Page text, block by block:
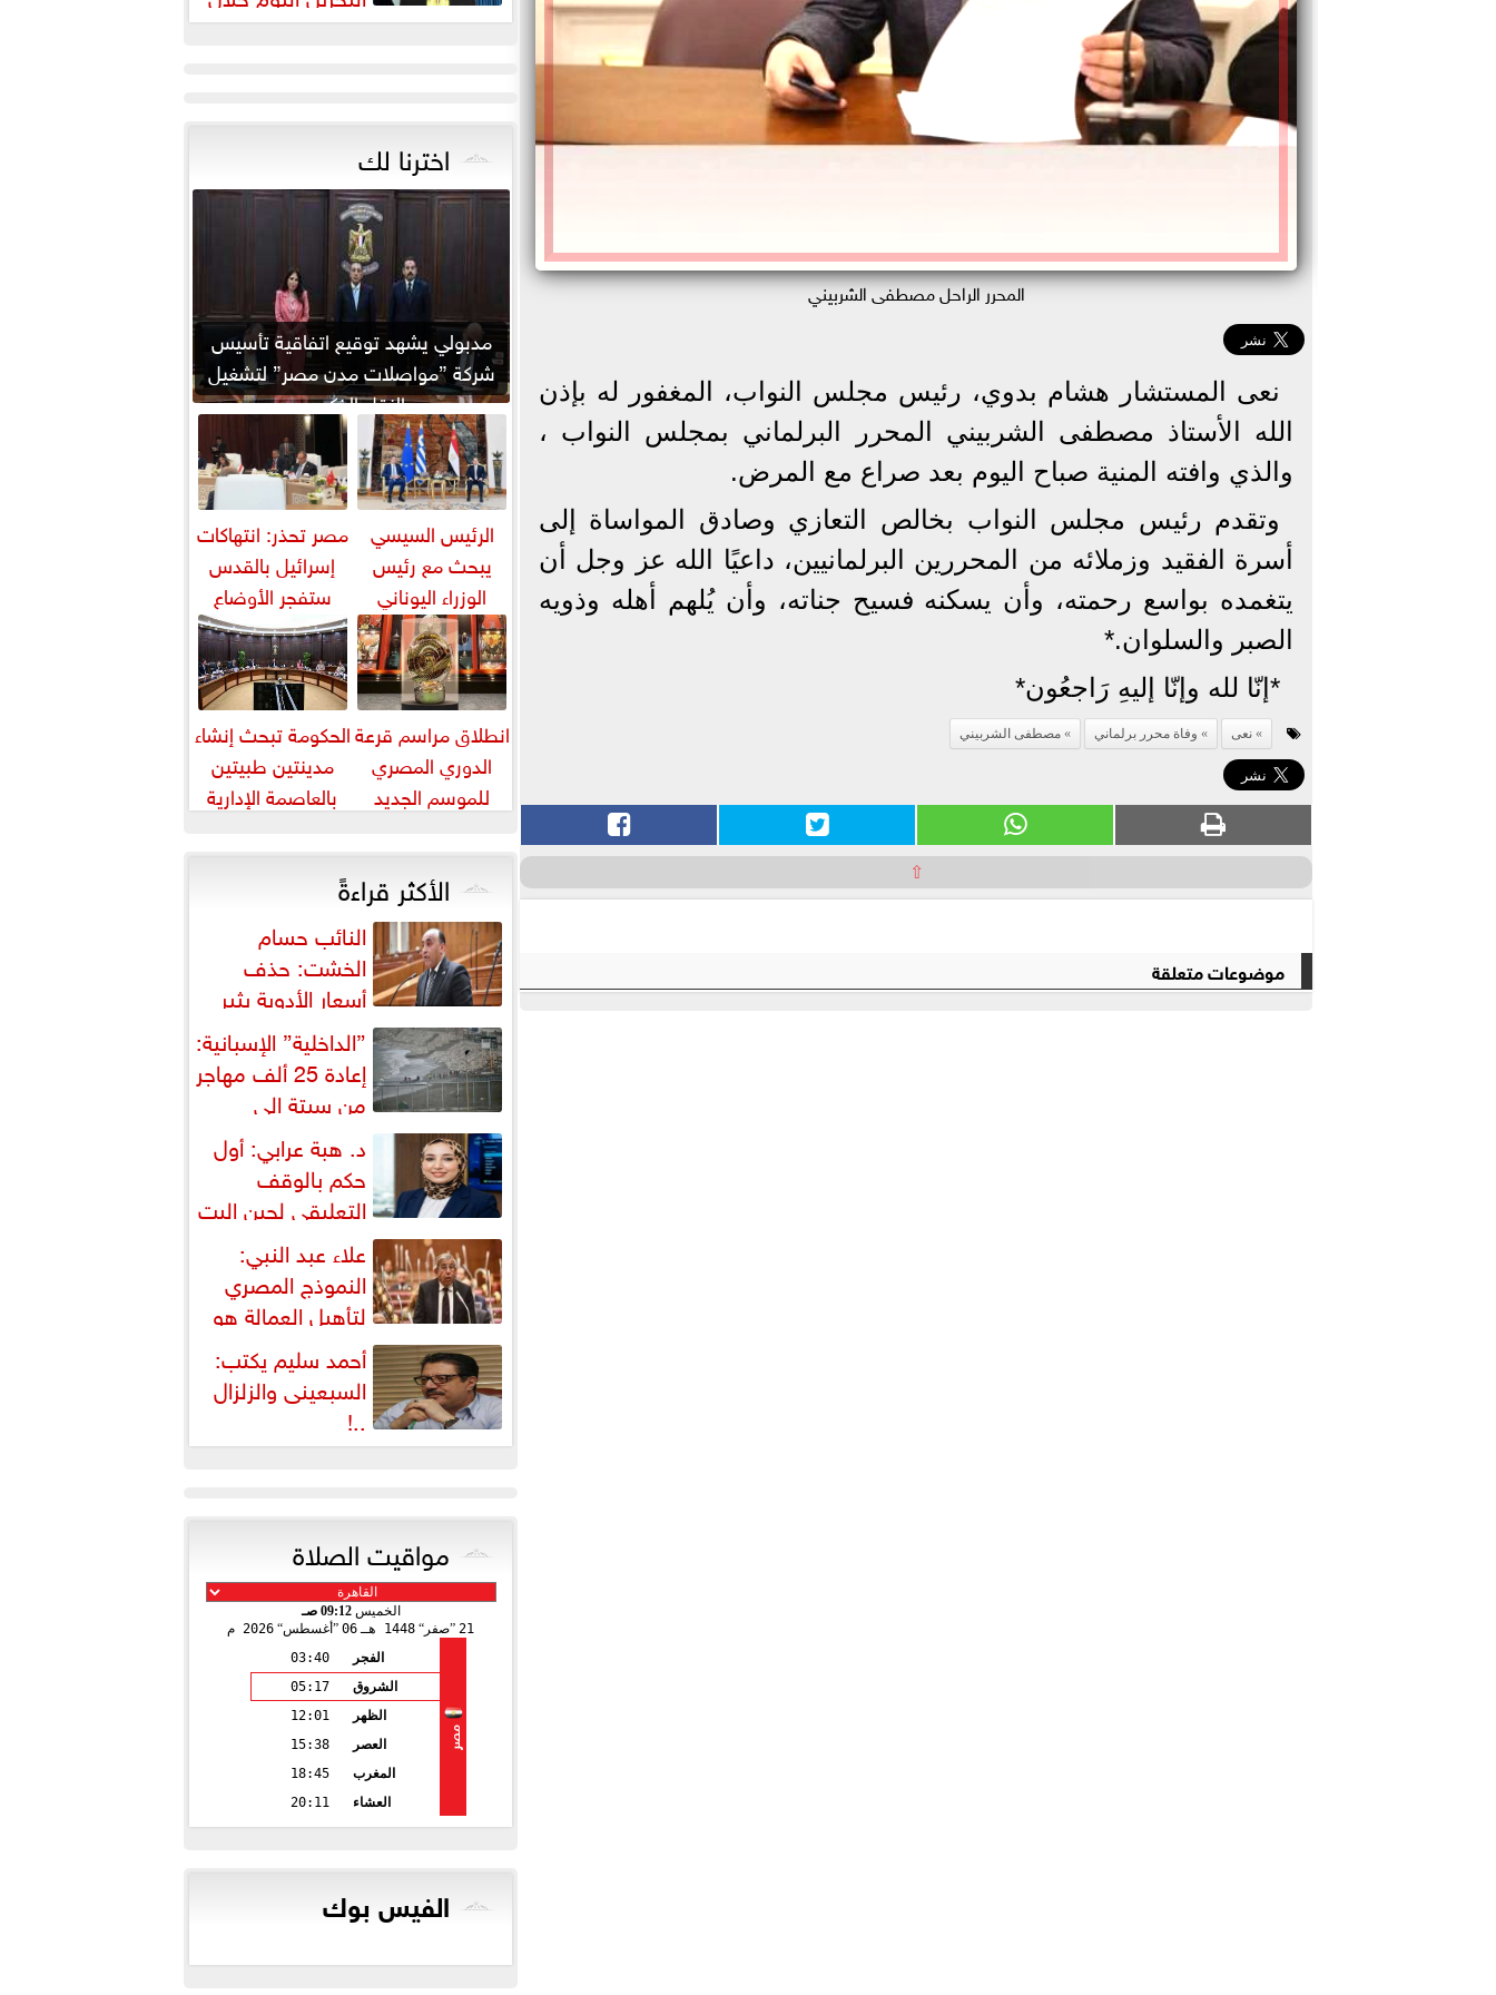
المحرر الراحل مصطفى الشربيني
نعى المستشار هشام بدوي، رئيس مجلس النواب، المغفور له بإذن
الله الأستاذ مصطفى الشربيني المحرر البرلماني بمجلس النواب ،
والذي وافته المنية صباح اليوم بعد صراع مع المرض.
وتقدم رئيس مجلس النواب بخالص التعازي وصادق المواساة إلى
أسرة الفقيد وزملائه من المحررين البرلمانيين، داعيًا الله عز وجل أن
يتغمده بواسع رحمته، وأن يسكنه فسيح جناته، وأن يُلهم أهله وذويه
الصبر والسلوان.*
*إنّا لله وإنّا إليهِ رَاجعُون*
نعى وفاة محرر برلماني مصطفى الشربيني
⇧
موضوعات متعلقة
زيارته لمصر
اخترنا لك
مدبولي يشهد توقيع اتفاقية تأسيس
شركة ”مواصلات مدن مصر” لتشغيل
النقل الذكي...
الرئيس السيسي
يبحث مع رئيس
الوزراء اليوناني
التعاون الثنائي في
مجال الطاقة...
مصر تحذر: انتهاكات
إسرائيل بالقدس
ستفجر الأوضاع
بالمنطقة
انطلاق مراسم قرعة
الدوري المصري
للموسم الجديد
الحكومة تبحث إنشاء
مدينتين طبيتين
بالعاصمة الإدارية
5 مليارات دورلا٨
الأكثر قراءةً
النائب حسام
الخشت: حذف
أسعار الأدوية يثير
إشكالية دستورية ويهدد حق
المواطن...
”الداخلية” الإسبانية:
إعادة 25 ألف مهاجر
من سبتة إلى
المغرب... وارتفاع حصيلة...
د. هبة عرابي: أول
حكم بالوقف
التعليقي لحين البت
في الطعن على... علاء عبد النبي:
النموذج المصري
لتأهيل العمالة هو
البديل العملي والأمثل لأزمات...
أحمد سليم يكتب:
السبعينى والزلزال
..!
مواقيت الصلاة
الخميس09:12 صـ
21 صفر 1448 هـ 06 أغسطس 2026 م
مصر
الفجر
03:40
الشروق
05:17
الظهر
12:01
العصر
15:38
المغرب
18:45
العشاء
20:11
الفيس بوك